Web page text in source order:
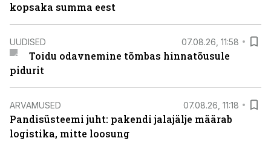
kopsaka summa eest
UUDISED 07.08.26, 11:58
Toidu odavnemine tõmbas hinnatõusule
pidurit
ARVAMUSED 07.08.26, 11:18
Pandisüsteemi juht: pakendi jalajälje määrab
logistika, mitte loosung